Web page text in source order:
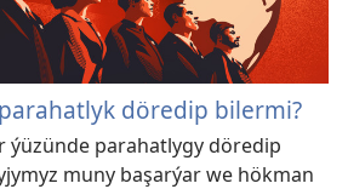
döredip bilermi?
ýüzünde parahatlygy döredip
muny başarýar we hökman